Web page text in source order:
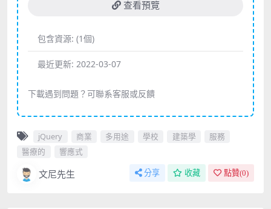
查看預覽
包含資源: (1個)
最近更新: 2022-03-07
下載遇到問題？可聯系客服或反饋
jQuery 商業 多用途 學校 建築學
服務
醫療的
響應式
文尼先生 分享 收藏 點贊(0)